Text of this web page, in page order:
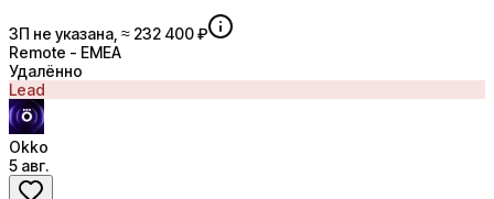
ЗП не указана, ≈ 232 400 ₽
Remote - EMEA
Удалённо
Lead
Okko
5 авг.